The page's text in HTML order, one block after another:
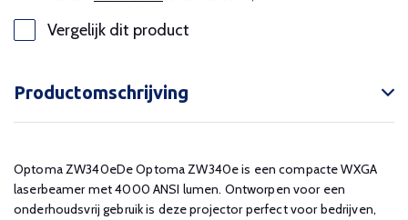
Vergelijk dit product
Productomschrijving
Optoma ZW340eDe Optoma ZW340e is een compacte WXGA
laserbeamer met 4000 ANSI lumen. Ontworpen voor een
onderhoudsvrij gebruik is deze projector perfect voor bedrijven,